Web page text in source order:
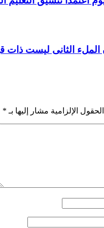
الملء الثانى ليست ذات
الحقول الإلزامية مشار إليها بـ *